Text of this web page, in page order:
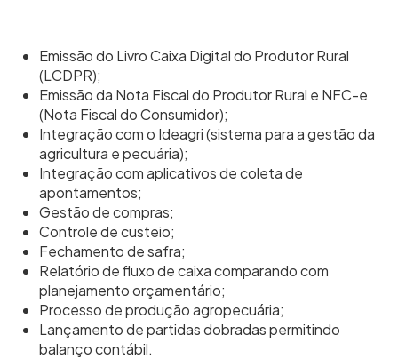
Emissão do Livro Caixa Digital do Produtor Rural
(LCDPR);
Emissão da Nota Fiscal do Produtor Rural e NFC-e
(Nota Fiscal do Consumidor);
Integração com o Ideagri (sistema para a gestão da
agricultura e pecuária);
Integração com aplicativos de coleta de
apontamentos;
Gestão de compras;
Controle de custeio;
Fechamento de safra;
Relatório de fluxo de caixa comparando com
planejamento orçamentário;
Processo de produção agropecuária;
Lançamento de partidas dobradas permitindo
balanço contábil.